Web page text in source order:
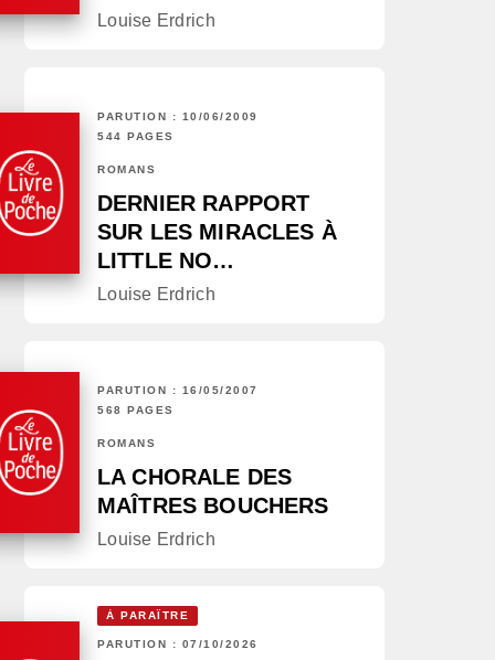
Louise Erdrich
PARUTION : 10/06/2009
544 PAGES
ROMANS
DERNIER RAPPORT
SUR LES MIRACLES À
LITTLE NO…
Louise Erdrich
PARUTION : 16/05/2007
568 PAGES
ROMANS
LA CHORALE DES
MAÎTRES BOUCHERS
Louise Erdrich
À PARAÎTRE
PARUTION : 07/10/2026